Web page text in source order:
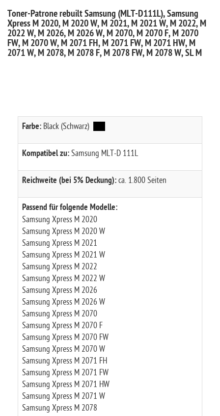
Toner-Patrone rebuilt Samsung (MLT-D111L), Samsung
Xpress M 2020, M 2020 W, M 2021, M 2021 W, M 2022, M
2022 W, M 2026, M 2026 W, M 2070, M 2070 F, M 2070
FW, M 2070 W, M 2071 FH, M 2071 FW, M 2071 HW, M
2071 W, M 2078, M 2078 F, M 2078 FW, M 2078 W, SL M
Farbe: Black (Schwarz)
Kompatibel zu: Samsung MLT-D 111L
Reichweite (bei 5% Deckung): ca. 1.800 Seiten
Passend für folgende Modelle:
Samsung Xpress M 2020
Samsung Xpress M 2020 W
Samsung Xpress M 2021
Samsung Xpress M 2021 W
Samsung Xpress M 2022
Samsung Xpress M 2022 W
Samsung Xpress M 2026
Samsung Xpress M 2026 W
Samsung Xpress M 2070
Samsung Xpress M 2070 F
Samsung Xpress M 2070 FW
Samsung Xpress M 2070 W
Samsung Xpress M 2071 FH
Samsung Xpress M 2071 FW
Samsung Xpress M 2071 HW
Samsung Xpress M 2071 W
Samsung Xpress M 2078